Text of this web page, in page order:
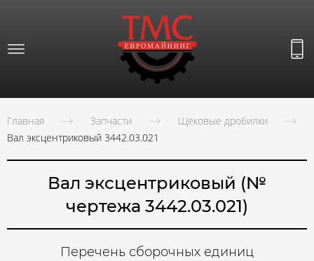
Главная Запчасти
Щековые дробилки
Вал эксцентриковый 3442.03.021
Вал эксцентриковый (№
чертежа 3442.03.021)
Перечень сборочных единиц